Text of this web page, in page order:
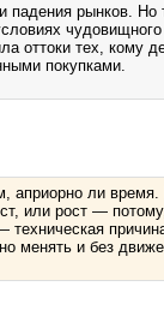
падения рынков. Но
оттоки тех, кому
покупками.
априорно ли время.
или рост —
менять и без